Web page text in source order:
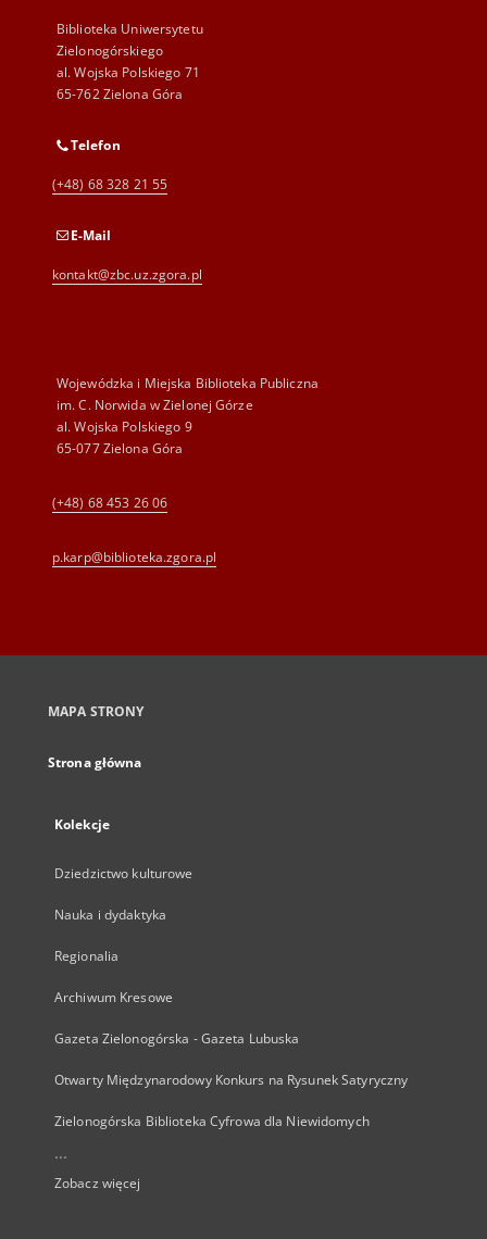
Biblioteka Uniwersytetu
Zielonogórskiego
al. Wojska Polskiego 71
65-762 Zielona Góra
Telefon
(+48) 68 328 21 55
E-Mail
kontakt@zbc.uz.zgora.pl
Wojewódzka i Miejska Biblioteka Publiczna
im. C. Norwida w Zielonej Górze
al. Wojska Polskiego 9
65-077 Zielona Góra
(+48) 68 453 26 06
p.karp@biblioteka.zgora.pl
MAPA STRONY
Strona główna
Kolekcje
Dziedzictwo kulturowe
Nauka i dydaktyka
Regionalia
Archiwum Kresowe
Gazeta Zielonogórska - Gazeta Lubuska
Otwarty Międzynarodowy Konkurs na Rysunek Satyryczny
Zielonogórska Biblioteka Cyfrowa dla Niewidomych
...
Zobacz więcej